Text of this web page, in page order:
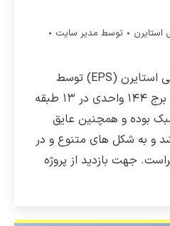
استایرن توسط مدیر سایت
این نمای زیبا با متریال پلی استایرن (EPS) توسط
شرکت مه میل سازه در ۴ برج ۱۴۴ واحدی در ۱۳ طبقه
بوده و همچنین عایق
و به شکل های متنوع و در
جهت بازدید از پروژه